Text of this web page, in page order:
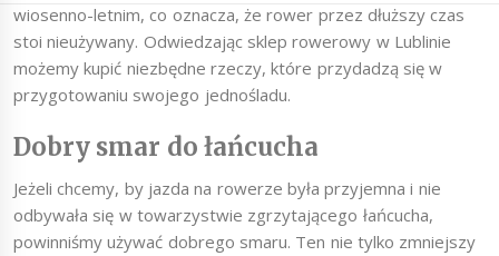
wiosenno-letnim, co oznacza, że rower przez dłuższy czas
stoi nieużywany. Odwiedzając sklep rowerowy w Lublinie
możemy kupić niezbędne rzeczy, które przydadzą się w
przygotowaniu swojego jednośladu.
Dobry smar do łańcucha
Jeżeli chcemy, by jazda na rowerze była przyjemna i nie
odbywała się w towarzystwie zgrzytającego łańcucha,
powinniśmy używać dobrego smaru. Ten nie tylko zmniejszy